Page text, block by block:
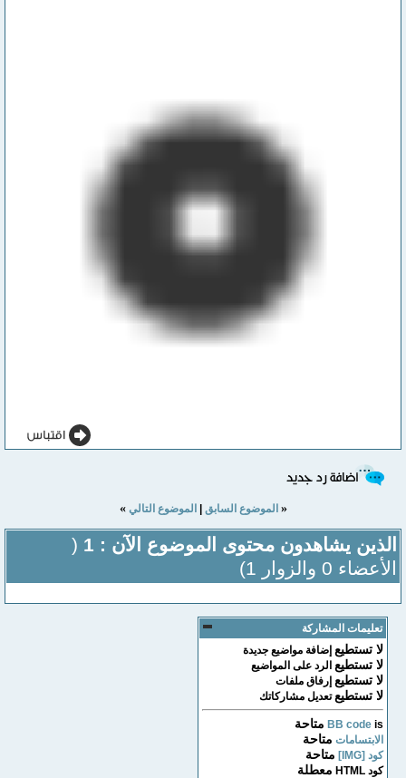
« الموضوع السابق|الموضوع التالي »
الذين يشاهدون محتوى الموضوع الآن : 1
(
الأعضاء 0 والزوار 1)
تعليمات المشاركة
لا تستطيعإضافة مواضيع جديدة
لا تستطيعالرد على المواضيع
لا تستطيعإرفاق ملفات
لا تستطيعتعديل مشاركاتك
BB codeis متاحة
الابتسامات متاحة
كود [IMG] متاحة
كود HTML معطلة